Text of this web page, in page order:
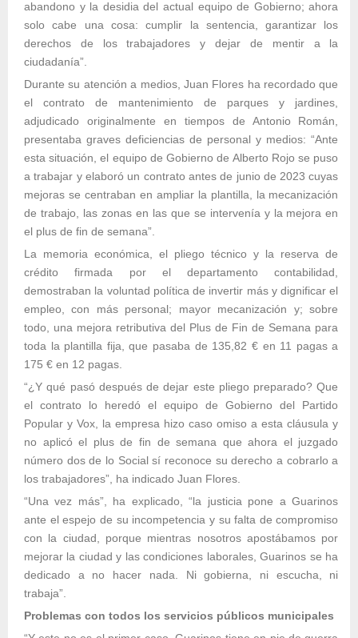
abandono y la desidia del actual equipo de Gobierno; ahora
solo cabe una cosa: cumplir la sentencia, garantizar los
derechos de los trabajadores y dejar de mentir a la
ciudadanía”.
Durante su atención a medios, Juan Flores ha recordado que
el contrato de mantenimiento de parques y jardines,
adjudicado originalmente en tiempos de Antonio Román,
presentaba graves deficiencias de personal y medios: “Ante
esta situación, el equipo de Gobierno de Alberto Rojo se puso
a trabajar y elaboró un contrato antes de junio de 2023 cuyas
mejoras se centraban en ampliar la plantilla, la mecanización
de trabajo, las zonas en las que se intervenía y la mejora en
el plus de fin de semana”.
La memoria económica, el pliego técnico y la reserva de
crédito firmada por el departamento contabilidad,
demostraban la voluntad política de invertir más y dignificar el
empleo, con más personal; mayor mecanización y; sobre
todo, una mejora retributiva del Plus de Fin de Semana para
toda la plantilla fija, que pasaba de 135,82 € en 11 pagas a
175 € en 12 pagas.
“¿Y qué pasó después de dejar este pliego preparado? Que
el contrato lo heredó el equipo de Gobierno del Partido
Popular y Vox, la empresa hizo caso omiso a esta cláusula y
no aplicó el plus de fin de semana que ahora el juzgado
número dos de lo Social sí reconoce su derecho a cobrarlo a
los trabajadores”, ha indicado Juan Flores.
“Una vez más”, ha explicado, “la justicia pone a Guarinos
ante el espejo de su incompetencia y su falta de compromiso
con la ciudad, porque mientras nosotros apostábamos por
mejorar la ciudad y las condiciones laborales, Guarinos se ha
dedicado a no hacer nada. Ni gobierna, ni escucha, ni
trabaja”.
Problemas con todos los servicios públicos municipales